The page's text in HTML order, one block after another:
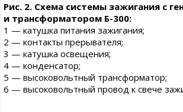
Рис. 2. Схема системы зажигания с
и трансформатором Б-300:
1 — катушка питания зажигания;
2 — контакты прерывателя;
3 — катушка освещения;
4 — конденсатор;
5 — высоковольтный трансформатор;
6 — высоковольтный провод к свече